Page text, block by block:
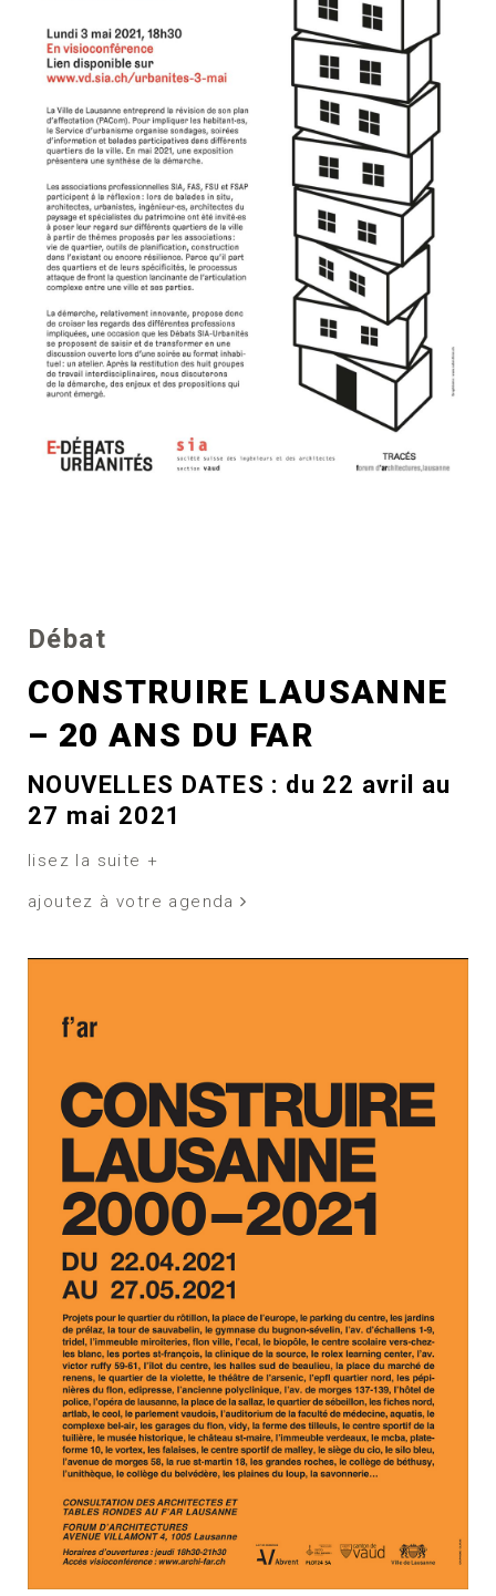
Débat
CONSTRUIRE LAUSANNE
– 20 ANS DU FAR
NOUVELLES DATES : du 22 avril au
27 mai 2021
lisez la suite +
ajoutez à votre agenda